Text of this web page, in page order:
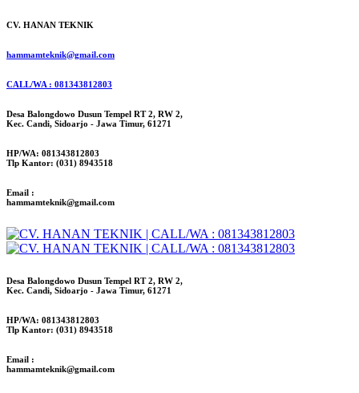
CV. HANAN TEKNIK
hammamteknik@gmail.com
CALL/WA : 081343812803
Desa Balongdowo Dusun Tempel RT 2, RW 2,
Kec. Candi, Sidoarjo - Jawa Timur, 61271
HP/WA: 081343812803
Tlp Kantor: (031) 8943518
Email :
hammamteknik@gmail.com
Desa Balongdowo Dusun Tempel RT 2, RW 2,
Kec. Candi, Sidoarjo - Jawa Timur, 61271
HP/WA: 081343812803
Tlp Kantor: (031) 8943518
Email :
hammamteknik@gmail.com